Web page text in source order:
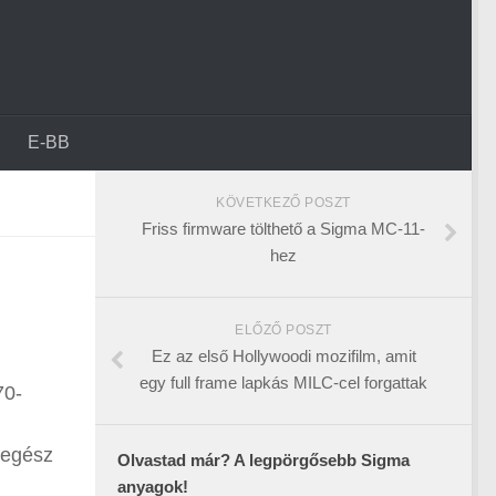
E-BB
KÖVETKEZŐ POSZT
Friss firmware tölthető a Sigma MC-11-
hez
ELŐZŐ POSZT
Ez az első Hollywoodi mozifilm, amit
egy full frame lapkás MILC-cel forgattak
Olvastad már? A legpörgősebb Sigma
anyagok!